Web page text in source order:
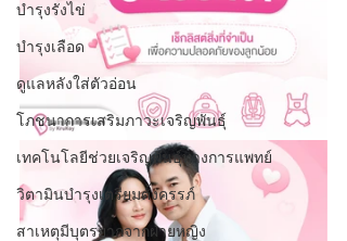
บำรุงรังไข่
บำรุงเลือด
ดูแลหลังใส่ตัวอ่อน
โภชนาการเสริมภาวะเจริญพันธุ์
เทคโนโลยีช่วยเจริญพันธุ์ทางการแพทย์
วิตามินบำรุงเตรียมตั้งครรภ์
สาเหตุมีบุตรยากจากฝ่ายหญิง